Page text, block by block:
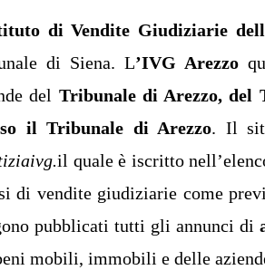
di Vendite Giudiziarie
di Siena. L’IVG Arezzo
del Tribunale di Arezzo, del
il Tribunale di Arezzo. Il
il quale è iscritto
di vendite giudiziarie come
pubblicati tutti gli annunci di
mobili, immobili e delle